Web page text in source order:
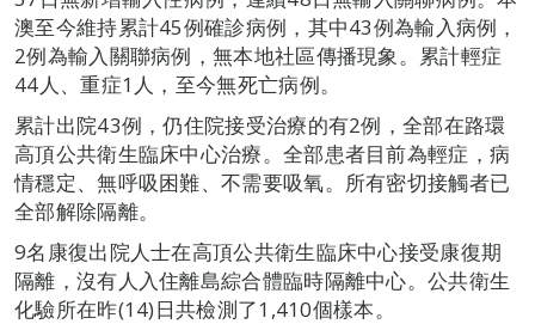
澳至今維持累計45例確診病例，其中43例為輸入病例，
2例為輸入關聯病例，無本地社區傳播現象。累計輕症
44人、重症1人，至今無死亡病例。
累計出院43例，仍住院接受治療的有2例，全部在路環
高頂公共衛生臨床中心治療。全部患者目前為輕症，病
情穩定、無呼吸困難、不需要吸氧。所有密切接觸者已
全部解除隔離。
9名康復出院人士在高頂公共衛生臨床中心接受康復期
隔離，沒有人入住離島綜合體臨時隔離中心。公共衛生
化驗所在昨(14)日共檢測了1,410個樣本。